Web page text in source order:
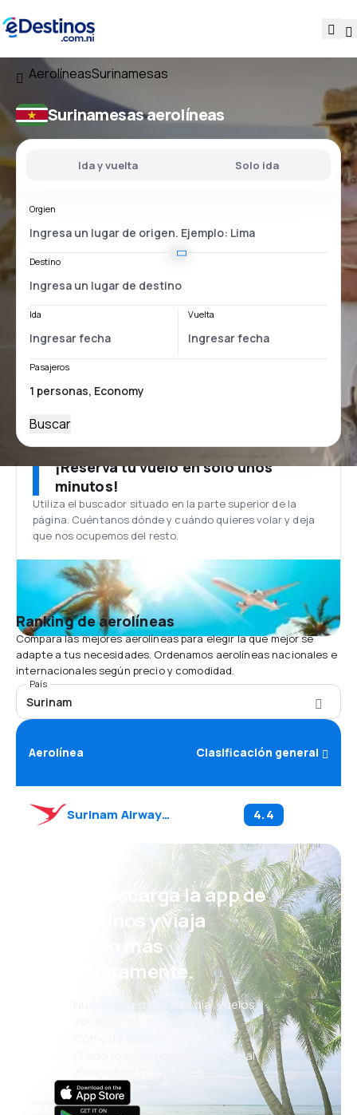
AerolíneasSurinamesas
Surinamesas aerolíneas
Ida y vuelta Solo ida
Orgien
Destino
Ida Vuelta
Pasajeros
Buscar
¡Reserva tu vuelo en solo unos
minutos!
Utiliza el buscador situado en la parte superior de la
página. Cuéntanos dónde y cuándo quieres volar y deja
que nos ocupemos del resto.
Ranking de aerolíneas
Compara las mejores aerolíneas para elegir la que mejor se
adapte a tus necesidades. Ordenamos aerolíneas nacionales e
internacionales según precio y comodidad.
País
Surinam
Aerolínea Clasificación general
Surinam Airways( 4.4
¡Eh! Descarga la app de
eDestinos y viaja
incluso más
cómodamente.
Nuevas ofertas cada día: vuelos,
vacaciones, escapadas
Cómoda gestión de reservas
¡Todo lo que importa, siempre al